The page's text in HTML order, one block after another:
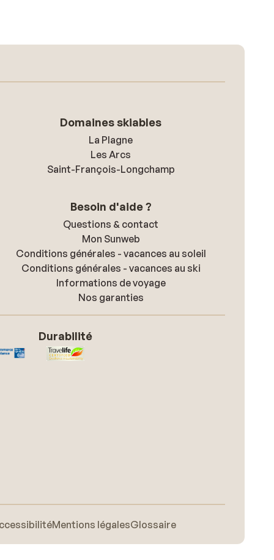
Domaines skiables
La Plagne
Les Arcs
Saint-François-Longchamp
Besoin d'aide ?
Questions & contact
Mon Sunweb
Conditions générales - vacances au soleil
Conditions générales - vacances au ski
Informations de voyage
Nos garanties
Durabilité
Mentions légalesGlossaire